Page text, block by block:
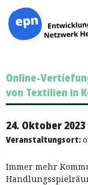
Inhalt
springen
Online-
von Textilien in
24. Oktober 2023
Veranstaltungsort:
Immer mehr